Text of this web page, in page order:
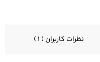
نظرات کاربران ( 1 )